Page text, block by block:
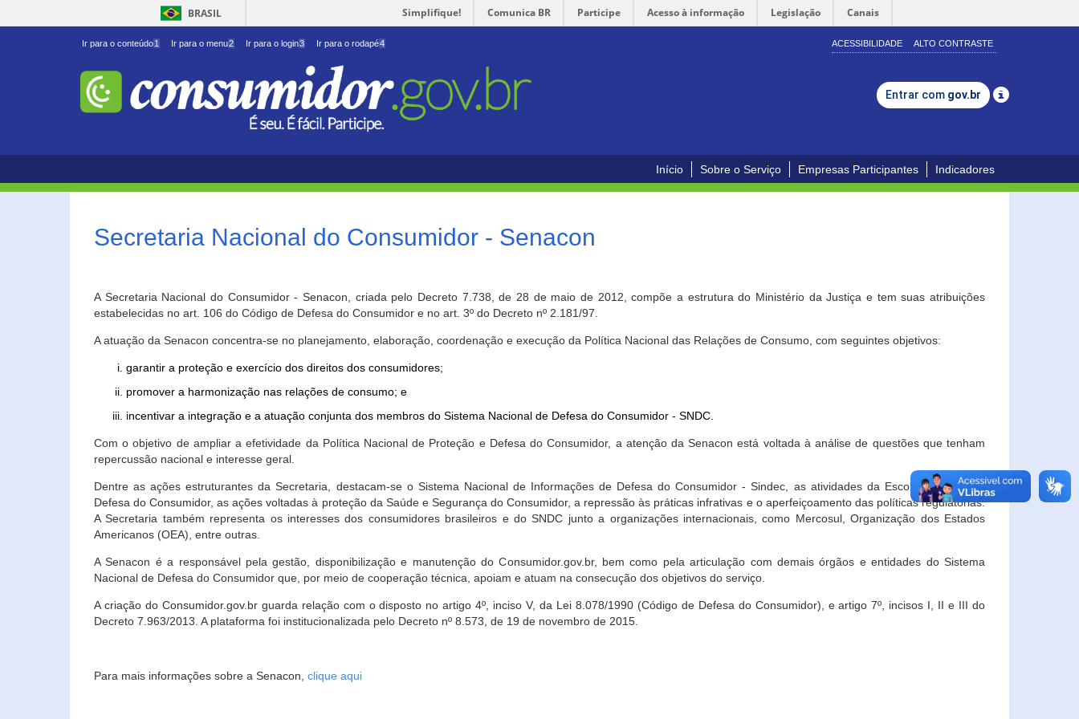
BRASIL Simplifique! Comunica BR Participe Acesso à informação Legislação Canais
Ir para o conteúdo1 Ir para o menu2 Ir para o login3 Ir para o rodapé4 ACESSIBILIDADE ALTO CONTRASTE
Entrar com gov.br
Início Sobre o Serviço Empresas Participantes Indicadores
Secretaria Nacional do Consumidor - Senacon
A Secretaria Nacional do Consumidor - Senacon, criada pelo Decreto 7.738, de 28 de maio de 2012, compõe a estrutura do Ministério da Justiça e tem suas atribuições
estabelecidas no art. 106 do Código de Defesa do Consumidor e no art. 3º do Decreto nº 2.181/97.
A atuação da Senacon concentra-se no planejamento, elaboração, coordenação e execução da Política Nacional das Relações de Consumo, com seguintes objetivos:
garantir a proteção e exercício dos direitos dos consumidores;
promover a harmonização nas relações de consumo; e
incentivar a integração e a atuação conjunta dos membros do Sistema Nacional de Defesa do Consumidor - SNDC.
Com o objetivo de ampliar a efetividade da Política Nacional de Proteção e Defesa do Consumidor, a atenção da Senacon está voltada à análise de questões que tenham
repercussão nacional e interesse geral.
Dentre as ações estruturantes da Secretaria, destacam-se o Sistema Nacional de Informações de Defesa do Consumidor - Sindec, as atividades da Escola Nacional de
Defesa do Consumidor, as ações voltadas à proteção da Saúde e Segurança do Consumidor, a repressão às práticas infrativas e o aperfeiçoamento das políticas regulatórias.
A Secretaria também representa os interesses dos consumidores brasileiros e do SNDC junto a organizações internacionais, como Mercosul, Organização dos Estados
Americanos (OEA), entre outras.
A Senacon é a responsável pela gestão, disponibilização e manutenção do Consumidor.gov.br, bem como pela articulação com demais órgãos e entidades do Sistema
Nacional de Defesa do Consumidor que, por meio de cooperação técnica, apoiam e atuam na consecução dos objetivos do serviço.
A criação do Consumidor.gov.br guarda relação com o disposto no artigo 4º, inciso V, da Lei 8.078/1990 (Código de Defesa do Consumidor), e artigo 7º, incisos I, II e III do
Decreto 7.963/2013. A plataforma foi institucionalizada pelo Decreto nº 8.573, de 19 de novembro de 2015.
Para mais informações sobre a Senacon, clique aqui